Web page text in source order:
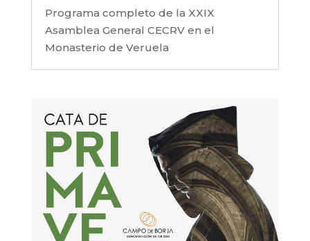
Programa completo de la XXIX
Asamblea General CECRV en el
Monasterio de Veruela